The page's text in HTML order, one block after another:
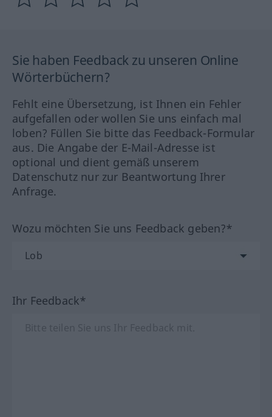
Sie haben Feedback zu unseren Online
Wörterbüchern?
Fehlt eine Übersetzung, ist Ihnen ein Fehler
aufgefallen oder wollen Sie uns einfach mal
loben? Füllen Sie bitte das Feedback-Formular
aus. Die Angabe der E-Mail-Adresse ist
optional und dient gemäß unserem
Datenschutz nur zur Beantwortung Ihrer
Anfrage.
Wozu möchten Sie uns Feedback geben?*
Ihr Feedback*